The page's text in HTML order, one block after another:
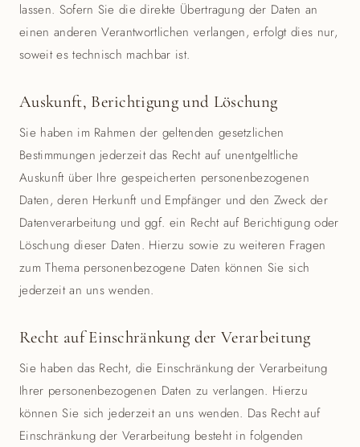
lassen. Sofern Sie die direkte Übertragung der Daten an
einen anderen Verantwortlichen verlangen, erfolgt dies nur,
soweit es technisch machbar ist.
Auskunft, Berichtigung und Löschung
Sie haben im Rahmen der geltenden gesetzlichen
Bestimmungen jederzeit das Recht auf unentgeltliche
Auskunft über Ihre gespeicherten personenbezogenen
Daten, deren Herkunft und Empfänger und den Zweck der
Datenverarbeitung und ggf. ein Recht auf Berichtigung oder
Löschung dieser Daten. Hierzu sowie zu weiteren Fragen
zum Thema personenbezogene Daten können Sie sich
jederzeit an uns wenden.
Recht auf Einschränkung der Verarbeitung
Sie haben das Recht, die Einschränkung der Verarbeitung
Ihrer personenbezogenen Daten zu verlangen. Hierzu
können Sie sich jederzeit an uns wenden. Das Recht auf
Einschränkung der Verarbeitung besteht in folgenden